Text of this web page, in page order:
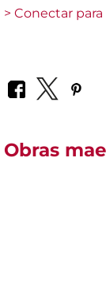
> Conectar
Obras